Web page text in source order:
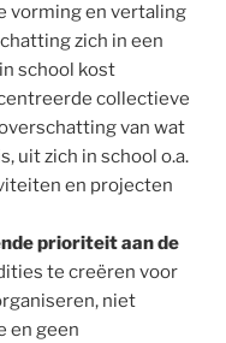
vorming en vertaling
zich in een
school kost
collectieve
van wat
uit zich in school o.a.
en projecten
prioriteit aan de
te creëren voor
niet
en geen